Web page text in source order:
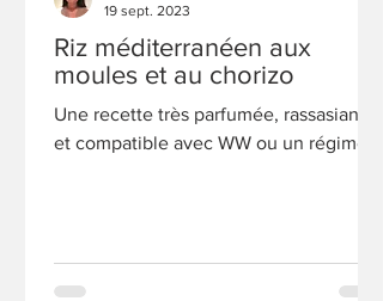
Riz méditerranéen aux
moules et au chorizo
Une recette très parfumée, rassasiante
et compatible avec WW ou un régime.
19 sept. 2023